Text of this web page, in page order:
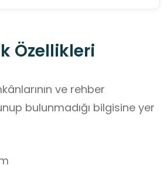
Özellikleri
ve rehber
bulunmadığı bilgisine yer